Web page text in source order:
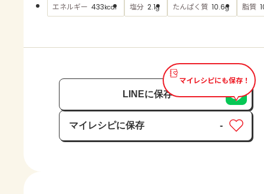
AJINOMOTO PARK とは
エネルギー 433kcal 塩分 2.1g たんぱく質 10.6g 脂質
マイレシピにも保存！
LINEに保存
マイレシピに保存
保存済み
-